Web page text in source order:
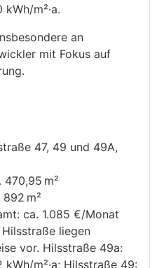
m²·a.
an
mit Fokus auf
47, 49 und 49A,
m²
m²
ca. 1.085 €/Monat
liegen
vor. Hilsstraße 49a:
m²·a; Hilsstraße 49: